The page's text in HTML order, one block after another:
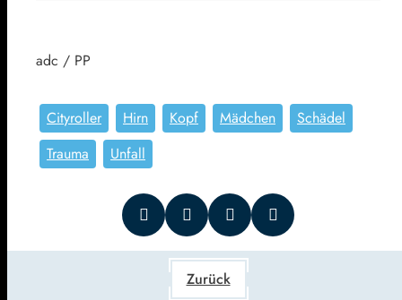
adc / PP
Cityroller Hirn Kopf Mädchen
Schädel
Trauma
Unfall
Zurück